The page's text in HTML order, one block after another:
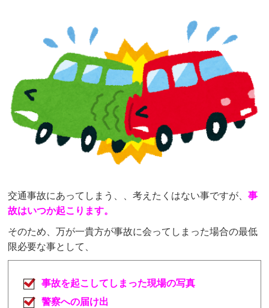
交通事故にあってしまう、、考えたくはない事ですが、事
故はいつか起こります。
そのため、万が一貴方が事故に会ってしまった場合の最低
限必要な事として、
事故を起こしてしまった現場の写真
警察への届け出